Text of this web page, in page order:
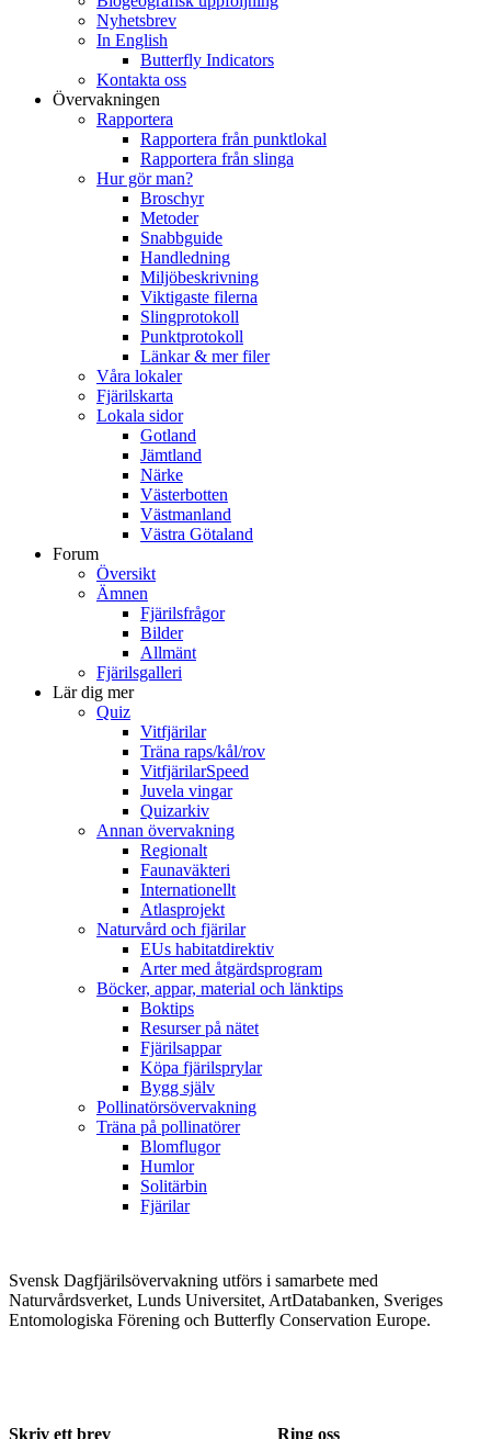
Nyhetsbrev
In English
Butterfly Indicators
Kontakta oss
Övervakningen
Rapportera
Rapportera från punktlokal
Rapportera från slinga
Hur gör man?
Broschyr
Metoder
Snabbguide
Handledning
Miljöbeskrivning
Viktigaste filerna
Slingprotokoll
Punktprotokoll
Länkar & mer filer
Våra lokaler
Fjärilskarta
Lokala sidor
Gotland
Jämtland
Närke
Västerbotten
Västmanland
Västra Götaland
Forum
Översikt
Ämnen
Fjärilsfrågor
Bilder
Allmänt
Fjärilsgalleri
Lär dig mer
Quiz
Vitfjärilar
Träna raps/kål/rov
VitfjärilarSpeed
Juvela vingar
Quizarkiv
Annan övervakning
Regionalt
Faunaväkteri
Internationellt
Atlasprojekt
Naturvård och fjärilar
EUs habitatdirektiv
Arter med åtgärdsprogram
Böcker, appar, material och länktips
Boktips
Resurser på nätet
Fjärilsappar
Köpa fjärilsprylar
Bygg själv
Pollinatörsövervakning
Träna på pollinatörer
Blomflugor
Humlor
Solitärbin
Fjärilar
Svensk Dagfjärilsövervakning utförs i samarbete med
Naturvårdsverket, Lunds Universitet, ArtDatabanken, Sveriges
Entomologiska Förening och Butterfly Conservation Europe.
Skriv ett brev Ring oss